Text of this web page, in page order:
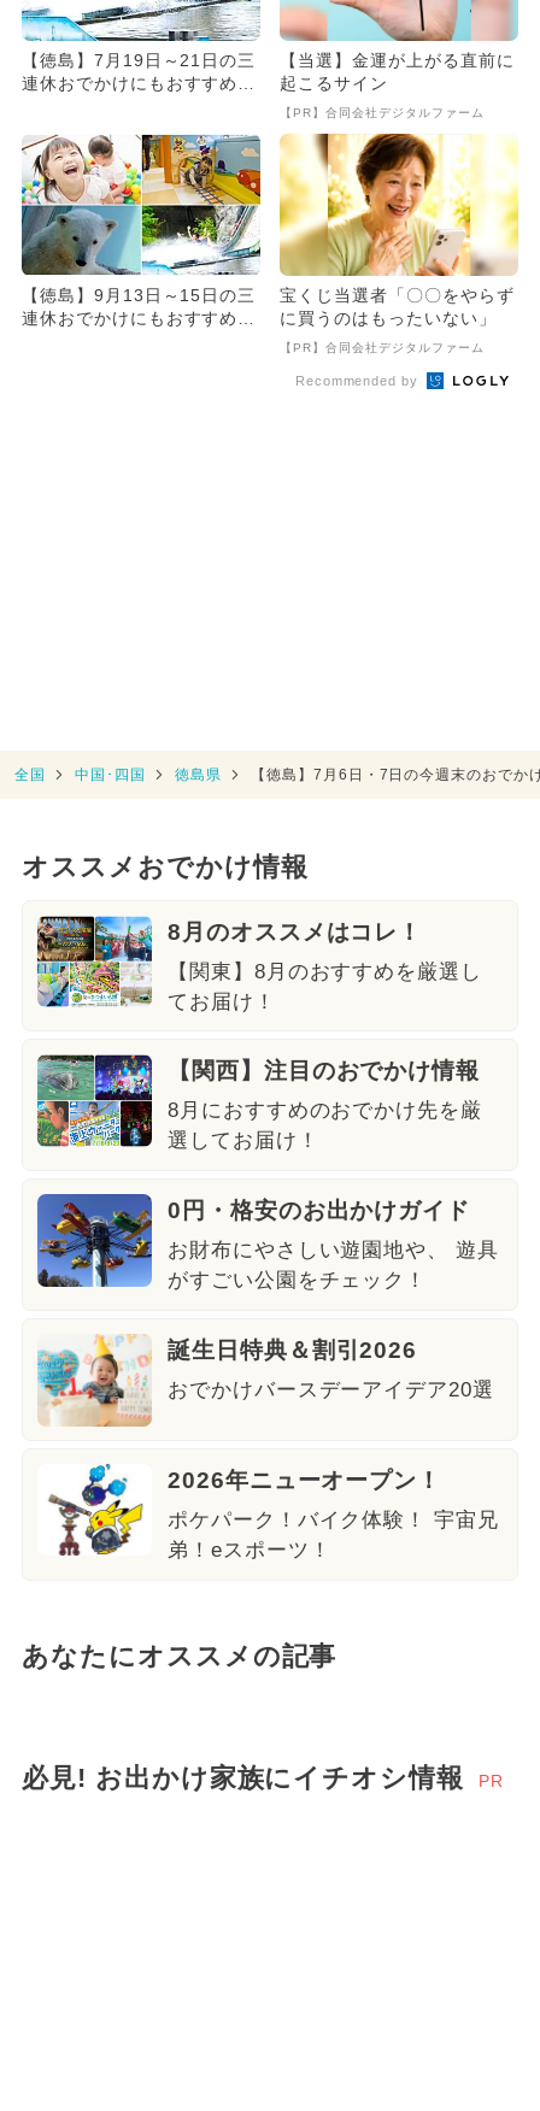
【徳島】7月19日～21日の三
連休おでかけにもおすすめ！
【当選】金運が上がる直前に
起こるサイン
【PR】合同会社デジタルファーム
【徳島】9月13日～15日の三
連休おでかけにもおすすめ！
宝くじ当選者「〇〇をやらず
に買うのはもったいない」
【PR】合同会社デジタルファーム
Recommended by
全国 中国･四国 徳島県 【徳島】7月6日・7日の今週末のおで
オススメおでかけ情報
8月のオススメはコレ！
【関東】8月のおすすめを厳選し
てお届け！
【関西】注目のおでかけ情報
8月におすすめのおでかけ先を厳
選してお届け！
0円・格安のお出かけガイド
お財布にやさしい遊園地や、 遊具
がすごい公園をチェック！
誕生日特典＆割引2026
おでかけバースデーアイデア20選
2026年ニューオープン！
ポケパーク！バイク体験！ 宇宙兄
弟！eスポーツ！
あなたにオススメの記事
必見! お出かけ家族にイチオシ情報 PR